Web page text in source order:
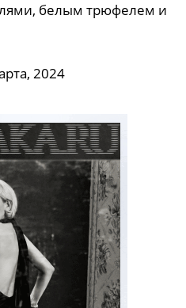
белым трюфелем и
2024